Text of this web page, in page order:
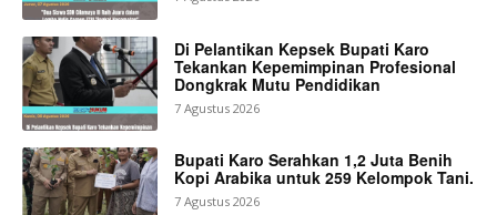
Di Pelantikan Kepsek Bupati Karo
Tekankan Kepemimpinan Profesional
Dongkrak Mutu Pendidikan
7 Agustus 2026
Bupati Karo Serahkan 1,2 Juta Benih
Kopi Arabika untuk 259 Kelompok Tani.
7 Agustus 2026